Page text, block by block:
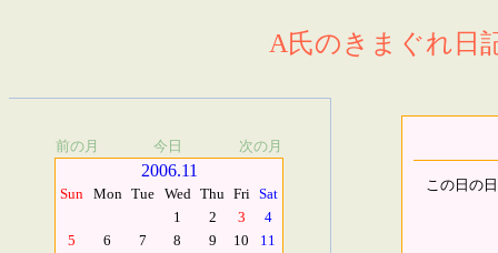
A氏のきまぐれ日
前の月 今日 次の月
2006.11
Sun Mon Tue Wed Thu Fri Sat
1
2 3
4
5
6 7 8 9 10
11
この日の